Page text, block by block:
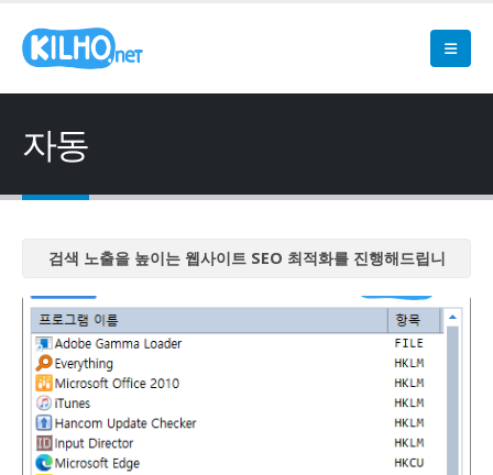
자동
검색 노출을 높이는 웹사이트 SEO 최적화를 진행해드립니
검색 노출을 높이는 웹사이트 SEO 최적화를 진행해드립니
검색 노출을 높이는 웹사이트 SEO 최적화를 진행해드립니
검색 노출을 높이는 웹사이트 SEO 최적화를 진행해드립니